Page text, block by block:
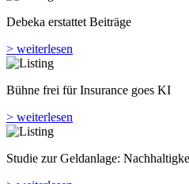
Debeka erstattet Beiträge
> weiterlesen
Bühne frei für Insurance goes KI
> weiterlesen
Studie zur Geldanlage: